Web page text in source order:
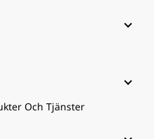
Och Tjänster